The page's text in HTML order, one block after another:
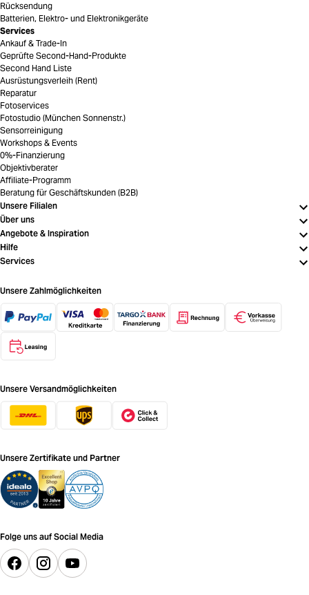
Rücksendung
Batterien, Elektro- und Elektronikgeräte
Services
Ankauf & Trade-In
Geprüfte Second-Hand-Produkte
Second Hand Liste
Ausrüstungsverleih (Rent)
Reparatur
Fotoservices
Fotostudio (München Sonnenstr.)
Sensorreinigung
Workshops & Events
0%-Finanzierung
Objektivberater
Affiliate-Programm
Beratung für Geschäftskunden (B2B)
Unsere Filialen
Über uns
Angebote & Inspiration
Hilfe
Services
Unsere Zahlmöglichkeiten
Unsere Versandmöglichkeiten
Unsere Zertifikate und Partner
Folge uns auf Social Media